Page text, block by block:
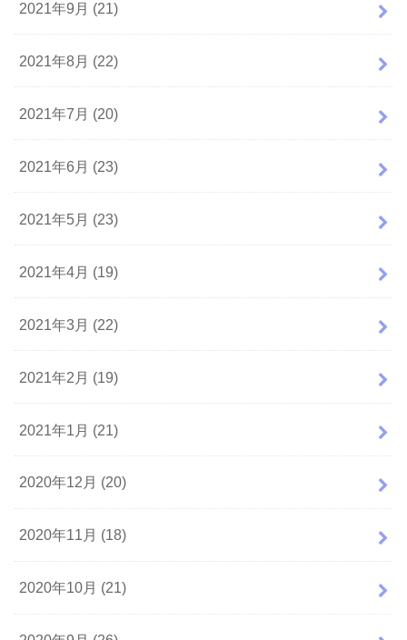
2021年9月 (21)
2021年8月 (22)
2021年7月 (20)
2021年6月 (23)
2021年5月 (23)
2021年4月 (19)
2021年3月 (22)
2021年2月 (19)
2021年1月 (21)
2020年12月 (20)
2020年11月 (18)
2020年10月 (21)